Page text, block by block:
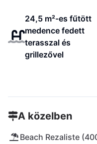
24,5 m²-es fűtött
medence fedett
terasszal és
grillezővel
A közelben
Beach Rezaliste